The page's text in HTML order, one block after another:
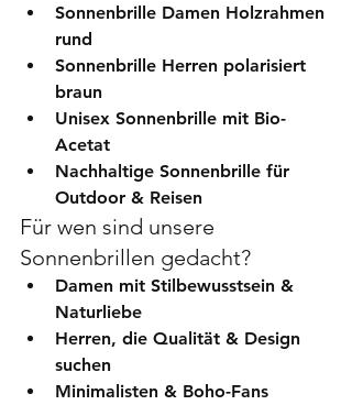
Sonnenbrille Damen Holzrahmen
rund
Sonnenbrille Herren polarisiert
braun
Unisex Sonnenbrille mit Bio-
Acetat
Nachhaltige Sonnenbrille für
Outdoor & Reisen
Für wen sind unsere
Sonnenbrillen gedacht?
Damen mit Stilbewusstsein &
Naturliebe
Herren, die Qualität & Design
suchen
Minimalisten & Boho-Fans